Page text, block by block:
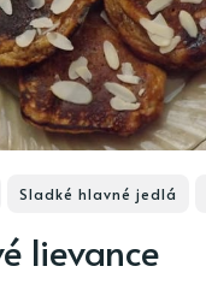
Sladké hlavné jedlá
lievance